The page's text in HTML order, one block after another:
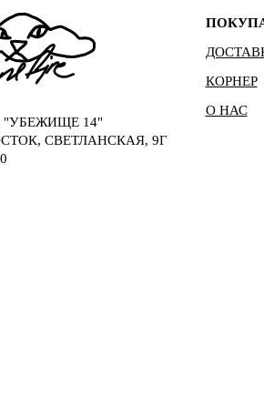
"УБЕЖИЩЕ 14"
СВЕТЛАНСКАЯ, 9Г
КОРНЕР
О НАС